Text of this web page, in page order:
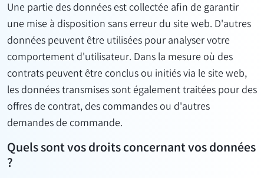
Une partie des données est collectée afin de garantir
une mise à disposition sans erreur du site web. D'autres
données peuvent être utilisées pour analyser votre
comportement d'utilisateur. Dans la mesure où des
contrats peuvent être conclus ou initiés via le site web,
les données transmises sont également traitées pour des
offres de contrat, des commandes ou d'autres
demandes de commande.
Quels sont vos droits concernant vos données
?